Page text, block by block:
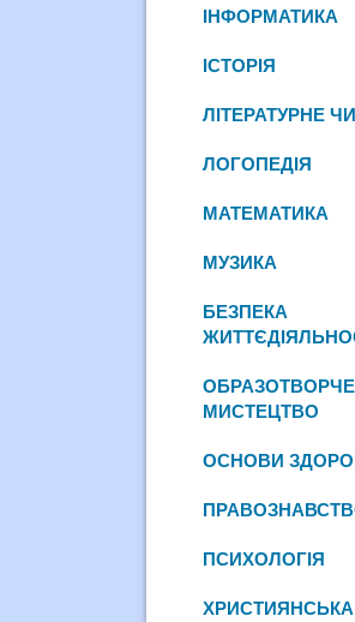
ІНФОРМАТИКА
ІСТОРІЯ
ЛІТЕРАТУРНЕ
ЛОГОПЕДІЯ
МАТЕМАТИКА
МУЗИКА
БЕЗПЕКА
ОБРАЗОТВОРЧЕ
МИСТЕЦТВО
ОСНОВИ
ПСИХОЛОГІЯ
ХРИСТИЯНСЬКА